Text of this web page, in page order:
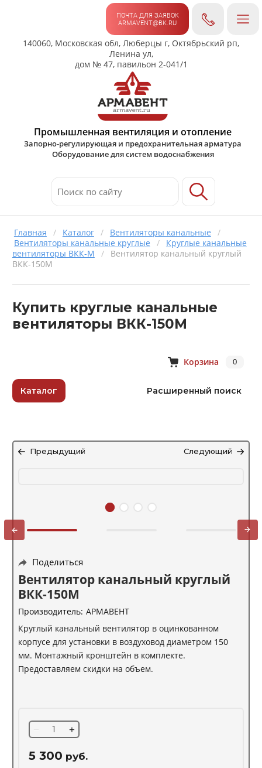
ПОЧТА ДЛЯ ЗАЯВОК
ARMAVENT@BK.RU
140060, Московская обл, Люберцы г, Октябрьский рп,
Ленина ул,
дом № 47, павильон 2-041/1
Промышленная вентиляция и отопление
Запорно-регулирующая и предохранительная арматура
Оборудование для систем водоснабжения
Главная / Каталог / Вентиляторы канальные
/
Вентиляторы канальные круглые
/
Круглые канальные
вентиляторы ВКК-М
/
Вентилятор канальный круглый
ВКК-150М
Купить круглые канальные
вентиляторы ВКК-150М
Корзина 0
Каталог Расширенный поиск
Предыдущий Следующий
Поделиться
Вентилятор канальный круглый
ВКК-150М
Производитель: АРМАВЕНТ
Круглый канальный вентилятор в оцинкованном
корпусе для установки в воздуховод диаметром 150
мм. Монтажный кронштейн в комплекте.
Предоставляем скидки на объем.
+
5 300 руб.